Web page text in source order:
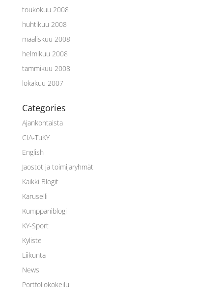
toukokuu 2008
huhtikuu 2008
maaliskuu 2008
helmikuu 2008
tammikuu 2008
lokakuu 2007
Categories
Ajankohtaista
CIA-TuKY
English
Jaostot ja toimijaryhmät
Kaikki Blogit
Karuselli
Kumppaniblogi
KY-Sport
Kyliste
Liikunta
News
Portfoliokokeilu